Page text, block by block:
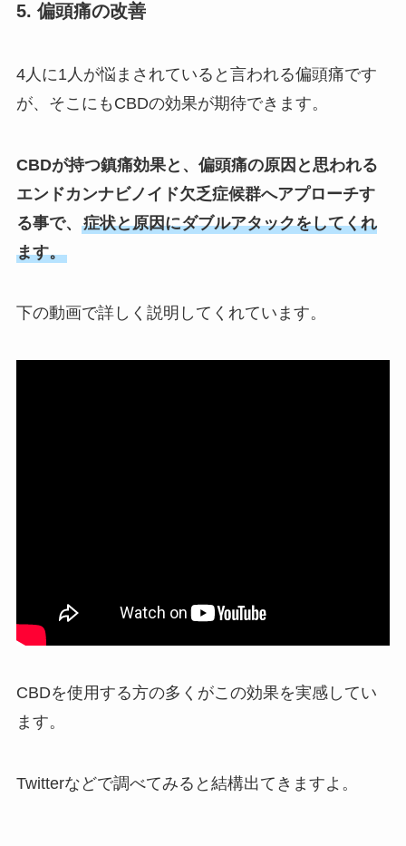
5. 偏頭痛の改善
4人に1人が悩まされていると言われる偏頭痛です
が、そこにもCBDの効果が期待できます。
CBDが持つ鎮痛効果と、偏頭痛の原因と思われる
エンドカンナビノイド欠乏症候群へアプローチす
る事で、 症状と原因にダブルアタックをしてくれ
ます。
下の動画で詳しく説明してくれています。
CBDを使用する方の多くがこの効果を実感してい
ます。
Twitterなどで調べてみると結構出てきますよ。